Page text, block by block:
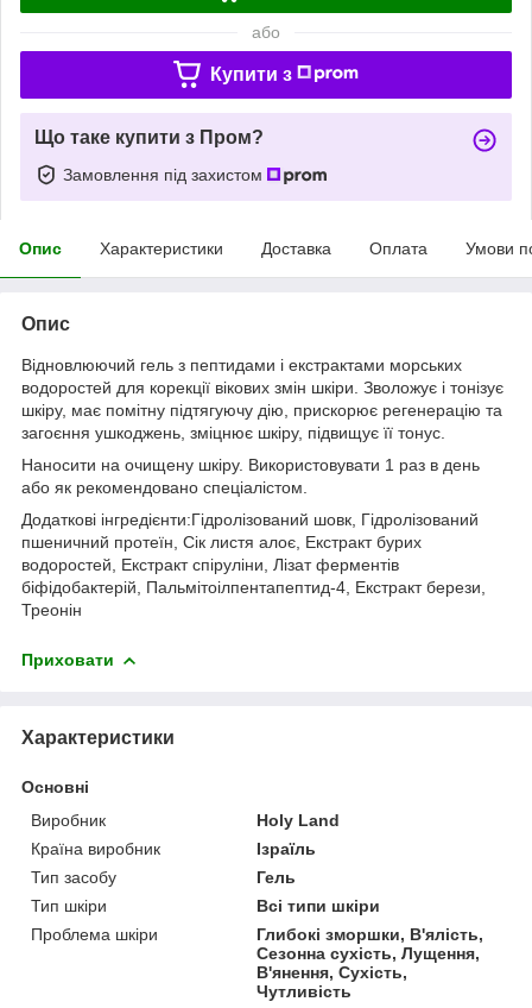
або
Купити з
Що таке купити з Пром?
Замовлення під захистом
Опис Характеристики Доставка Оплата Умови
Опис
Відновлюючий гель з пептидами і екстрактами морських
водоростей для корекції вікових змін шкіри. Зволожує і тонізує
шкіру, має помітну підтягуючу дію, прискорює регенерацію та
загоєння ушкоджень, зміцнює шкіру, підвищує її тонус.
Наносити на очищену шкіру. Використовувати 1 раз в день
або як рекомендовано спеціалістом.
Додаткові інгредієнти:Гідролізований шовк, Гідролізований
пшеничний протеїн, Сік листя алоє, Екстракт бурих
водоростей, Екстракт спіруліни, Лізат ферментів
біфідобактерій, Пальмітоілпентапептид-4, Екстракт берези,
Треонін
Приховати
Характеристики
Основні
Виробник
Holy Land
Країна виробник
Ізраїль
Тип засобу
Гель
Тип шкіри
Всі типи шкіри
Проблема шкіри
Глибокі зморшки, В'ялість,
Сезонна сухість, Лущення,
В'янення, Сухість,
Чутливість